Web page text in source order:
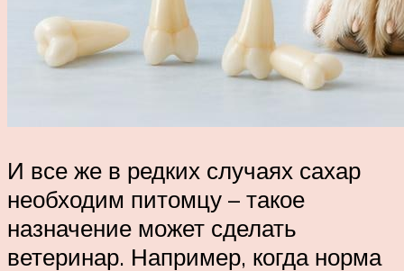
И все же в редких случаях сахар
необходим питомцу – такое
назначение может сделать
ветеринар. Например, когда норма